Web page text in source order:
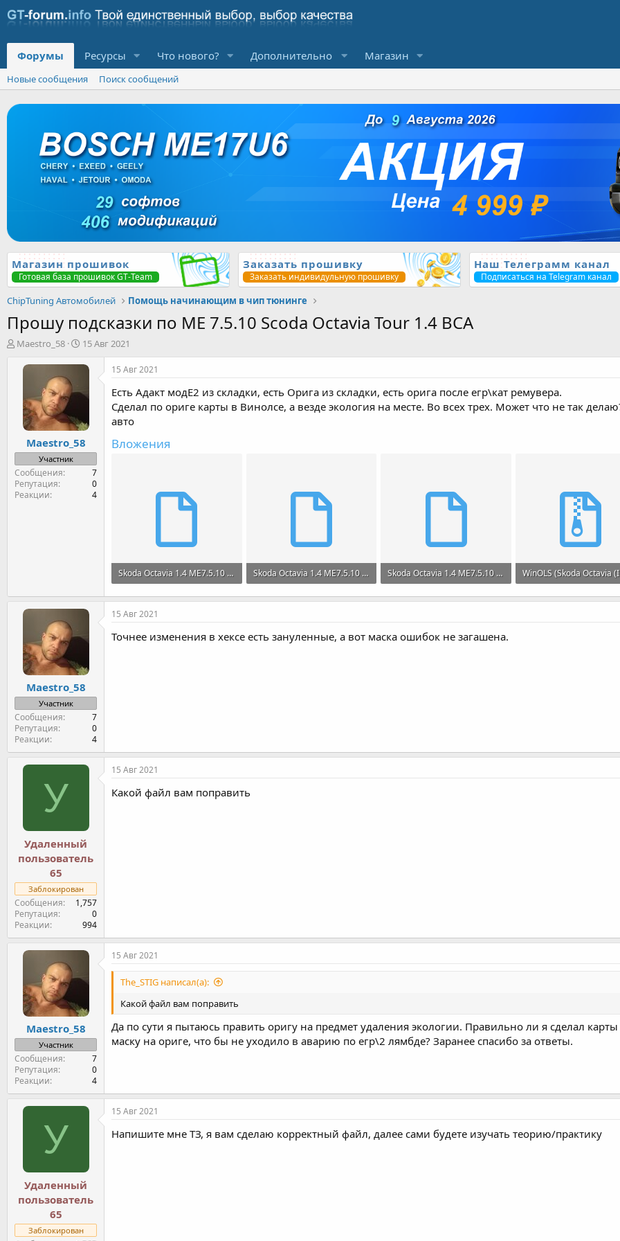
Форумы Ресурсы Что нового? Дополнительно Магазин
Новые сообщения Поиск сообщений
Магазин прошивок
Готовая база прошивок GT-Team
Заказать прошивку
Заказать индивидульную прошивку
Наш Телеграмм канал
Подписаться на Telegram канал
ChipTuning Автомобилей Помощь начинающим в чип тюнинге
Прошу подсказки по МЕ 7.5.10 Scoda Octavia Tour 1.4 BCA
А
Maestro_58
Д
т
н
а
л
а
15 Авг 2021
Maestro_58
Участник
Сообщения
7
Репутация
0
Реакции
4
15 Авг 2021
Есть Адакт модЕ2 из складки, есть Орига из складки, есть орига после егр\кат ремувера.
Сделал по ориге карты в Винолсе, а везде экология на месте. Во всех трех. Может что не так
авто
Вложения
Skoda Octavia 1.4 ME7.5.10 0261201406 381469 ORI.bin
512 KB · Просмотры: 1
Skoda Octavia 1.4 ME7.5.10 0261201406 381469 legroff.bin
512 KB · Просмотры: 1
Skoda Octavia 1.4 ME7.5.10 0261201406 381469 MOD_E2.bin
512 KB · Просмотры: 1
1.8 KB · Просмотры: 1
Maestro_58
Участник
Сообщения
7
Репутация
0
Реакции
4
15 Авг 2021
Точнее изменения в хексе есть зануленные, а вот маска ошибок не загашена.
У
Удаленный
пользователь
65
Заблокирован
Сообщения
1,757
Репутация
0
Реакции
994
15 Авг 2021
Какой файл вам поправить
Maestro_58
Участник
Сообщения
7
Репутация
0
Реакции
4
15 Авг 2021
The_STIG написал(а):
Какой файл вам поправить
Да по сути я пытаюсь править оригу на предмет удаления экологии. Правильно ли я сделал
маску на ориге, что бы не уходило в аварию по егр\2 лямбде? Заранее спасибо за ответы.
У
Удаленный
пользователь
65
Заблокирован
15 Авг 2021
Напишите мне ТЗ, я вам сделаю корректный файл, далее сами будете изучать теорию/практику